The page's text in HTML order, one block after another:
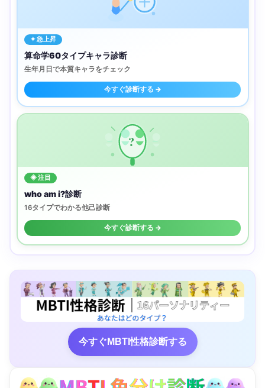
✦ 急上昇
算命学60タイプキャラ診断
生年月日で本質キャラをチェック
今すぐ診断する →
?
◈ 注目
who am i?診断
16タイプでわかる他己診断
今すぐ診断する →
今すぐMBTI性格診断する